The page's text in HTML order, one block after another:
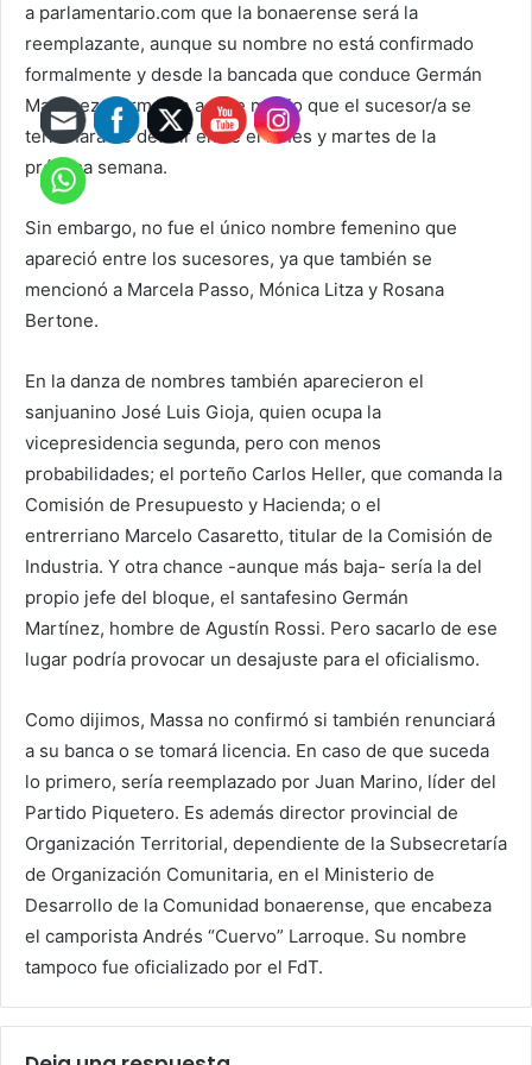
a parlamentario.com que la bonaerense será la
reemplazante, aunque su nombre no está confirmado
formalmente y desde la bancada que conduce Germán
Martínez, afirmaron a este medio que el sucesor/a se
terminará de definir entre el lunes y martes de la
próxima semana.
Sin embargo, no fue el único nombre femenino que
apareció entre los sucesores, ya que también se
mencionó a Marcela Passo, Mónica Litza y Rosana
Bertone.
En la danza de nombres también aparecieron el
sanjuanino José Luis Gioja, quien ocupa la
vicepresidencia segunda, pero con menos
probabilidades; el porteño Carlos Heller, que comanda la
Comisión de Presupuesto y Hacienda; o el
entrerriano Marcelo Casaretto, titular de la Comisión de
Industria. Y otra chance -aunque más baja- sería la del
propio jefe del bloque, el santafesino Germán
Martínez, hombre de Agustín Rossi. Pero sacarlo de ese
lugar podría provocar un desajuste para el oficialismo.
Como dijimos, Massa no confirmó si también renunciará
a su banca o se tomará licencia. En caso de que suceda
lo primero, sería reemplazado por Juan Marino, líder del
Partido Piquetero. Es además director provincial de
Organización Territorial, dependiente de la Subsecretaría
de Organización Comunitaria, en el Ministerio de
Desarrollo de la Comunidad bonaerense, que encabeza
el camporista Andrés “Cuervo” Larroque. Su nombre
tampoco fue oficializado por el FdT.